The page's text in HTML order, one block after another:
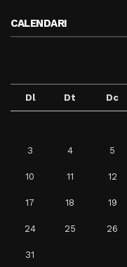
CALENDARI
Dl Dt Dc
3 4 5
10 11 12
17 18 19
24 25 26
31